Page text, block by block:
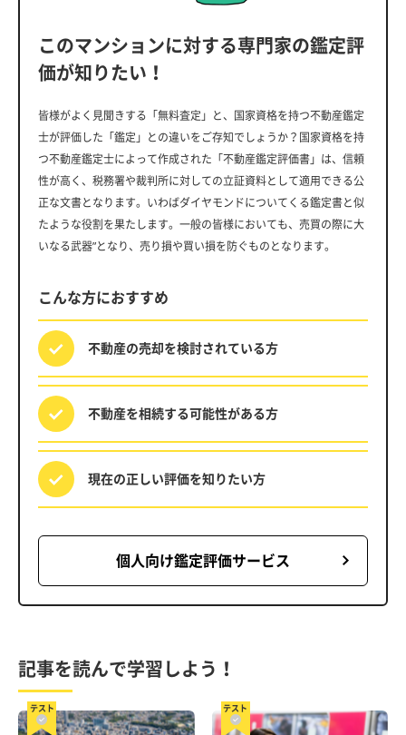
このマンションに対する専門家の鑑定評
価が知りたい！
皆様がよく見聞きする「無料査定」と、国家資格を持つ不動産鑑定
士が評価した「鑑定」との違いをご存知でしょうか？国家資格を持
つ不動産鑑定士によって作成された「不動産鑑定評価書」は、信頼
性が高く、税務署や裁判所に対しての立証資料として適用できる公
正な文書となります。いわばダイヤモンドについてくる鑑定書と似
たような役割を果たします。一般の皆様においても、売買の際に大
いなる武器”となり、売り損や買い損を防ぐものとなります。
こんな方におすすめ
不動産の売却を検討されている方
不動産を相続する可能性がある方
現在の正しい評価を知りたい方
個人向け鑑定評価サービス
記事を読んで学習しよう！
テスト テスト